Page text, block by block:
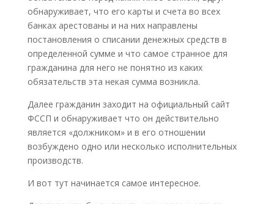
обнаруживает, что его карты и счета во всех
банках арестованы и на них направлены
постановления о списании денежных средств в
определенной сумме и что самое странное для
гражданина для него не понятно из каких
обязательств эта некая сумма возникла.
Далее гражданин заходит на официальный сайт
ФССП и обнаруживает что он действительно
является «должником» и в его отношении
возбуждено одно или несколько исполнительных
производств.
И вот тут начинается самое интересное.